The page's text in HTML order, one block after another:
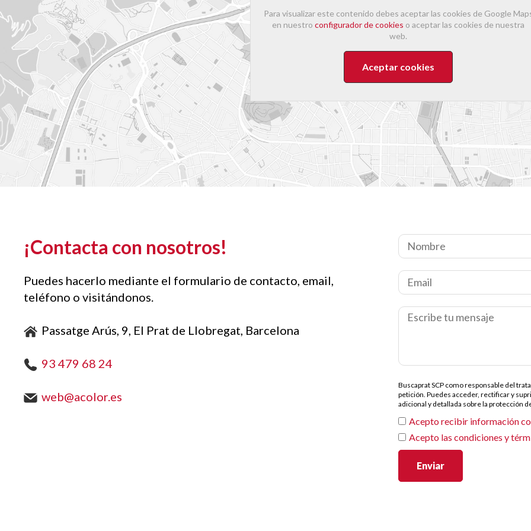
Para visualizar este contenido debes aceptar las cookies de Google
en nuestro configurador de cookies o aceptar las cookies de nuestra
web.
Aceptar cookies
¡Contacta con nosotros!
Puedes hacerlo mediante el formulario de contacto, email,
teléfono o visitándonos.
Passatge Arús, 9, El Prat de Llobregat, Barcelona
93 479 68 24
web@acolor.es
Buscaprat SCP como responsable del
petición. Puedes acceder, rectificar y
adicional y detallada sobre la protección
Acepto recibir información
Acepto las condiciones y
Enviar